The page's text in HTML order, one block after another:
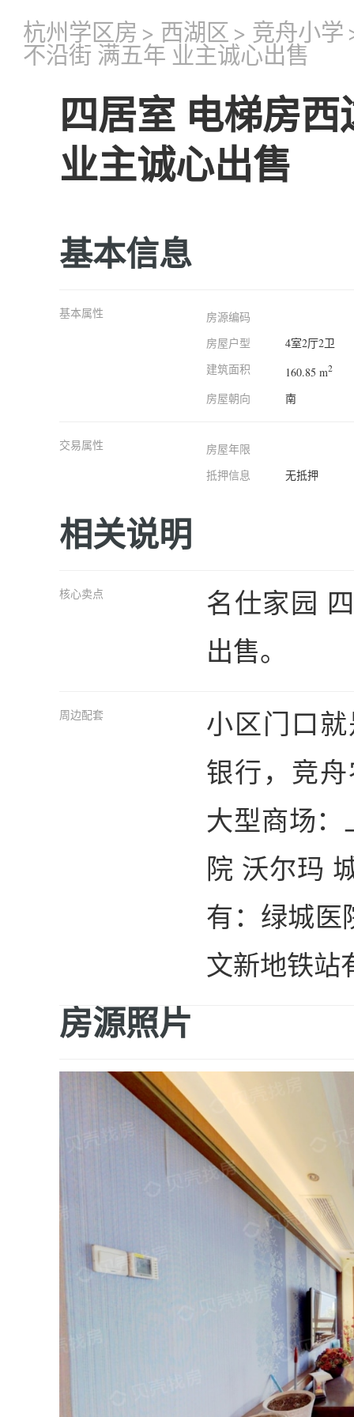
杭州学区房 > 西湖区 > 竞舟小学
不沿街 满五年 业主诚心出售
四居室 电梯房
业主诚心出售
基本信息
基本属性
房源编码
房屋户型
4室2厅2卫
建筑面积
160.85 m2
房屋朝向 南
交易属性
房屋年限
抵押信息
无抵押
相关说明
核心卖点
名仕家园
出售。
周边配套
小区门口
银行，竞
大型商场
院 沃尔玛
有：绿城医
文新地铁站
房源照片